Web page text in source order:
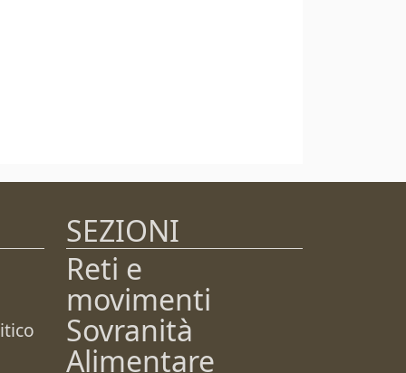
SEZIONI
Reti e
movimenti
Sovranità
Alimentare